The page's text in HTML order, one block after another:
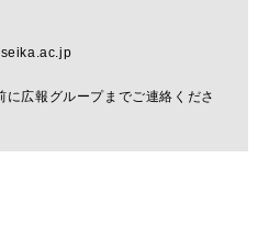
広報グループまでご連絡くださ